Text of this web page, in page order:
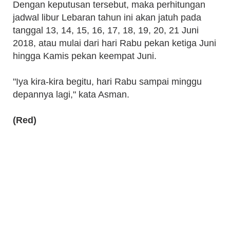
Dengan keputusan tersebut, maka perhitungan
jadwal libur Lebaran tahun ini akan jatuh pada
tanggal 13, 14, 15, 16, 17, 18, 19, 20, 21 Juni
2018, atau mulai dari hari Rabu pekan ketiga Juni
hingga Kamis pekan keempat Juni.
"Iya kira-kira begitu, hari Rabu sampai minggu
depannya lagi," kata Asman.
(Red)